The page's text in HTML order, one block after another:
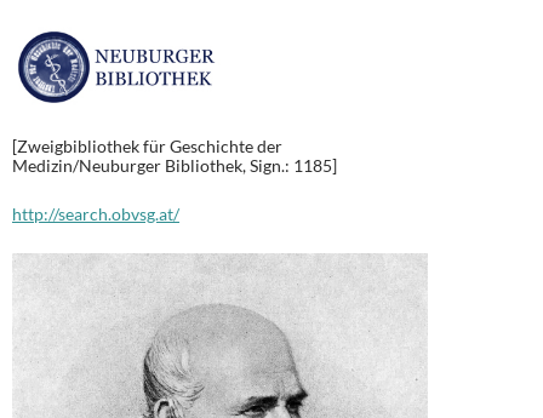
[Zweigbibliothek für Geschichte der
Medizin/Neuburger Bibliothek, Sign.: 1185]
http://search.obvsg.at/